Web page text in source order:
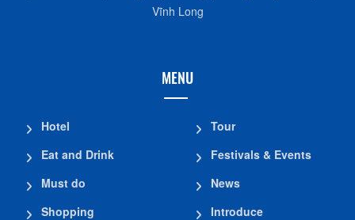
Vĩnh Long
MENU
Hotel
Eat and Drink
Must do
Shopping
Tour
Festivals & Events
News
Introduce